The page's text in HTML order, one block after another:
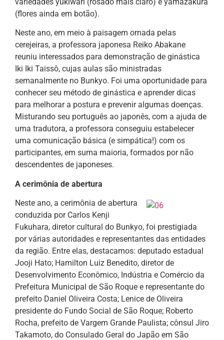
(flores ainda em botão).
Neste ano, em meio à paisagem ornada pelas
cerejeiras, a professora japonesa Reiko Abakane
reuniu interessados para demonstração de ginástica
Iki Iki Taissô, cujas aulas são ministradas
semanalmente no Bunkyo. Foi uma oportunidade para
conhecer seu método de ginástica e aprender dicas
para melhorar a postura e prevenir algumas doenças.
Misturando seu português ao japonês, com a ajuda de
uma tradutora, a professora conseguiu estabelecer
uma comunicação básica (e simpática!) com os
participantes, em suma maioria, formados por não
descendentes de japoneses.
A cerimônia de abertura
Neste ano, a cerimônia de abertura
conduzida por Carlos Kenji
Fukuhara, diretor cultural do Bunkyo, foi prestigiada
por várias autoridades e representantes das entidades
da região. Entre elas, destacamos: deputado estadual
Jooji Hato; Hamilton Luiz Benedito, diretor de
Desenvolvimento Econômico, Indústria e Comércio da
Prefeitura Municipal de São Roque e representante do
prefeito Daniel Oliveira Costa; Lenice de Oliveira
presidente do Fundo Social de São Roque; Roberto
Rocha, prefeito de Vargem Grande Paulista; cônsul Jiro
Takamoto, do Consulado Geral do Japão em São